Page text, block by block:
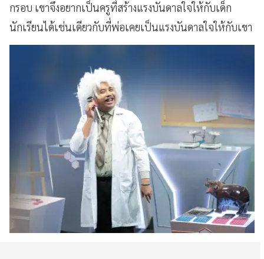
กรอบ เขาจึงอยากเป็นครูที่สร้างแรงบันดาลใจให้กับเด็ก
นักเรียนได้เช่นเดียวกับที่พ่อเคยเป็นแรงบันดาลใจให้กับเขา